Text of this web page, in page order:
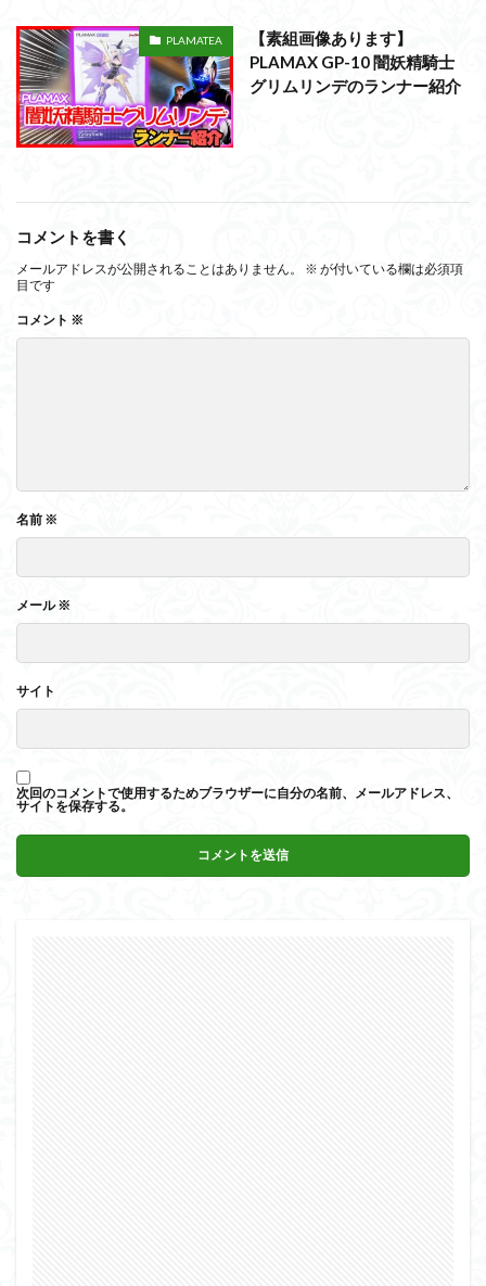
PLAMATEA
【素組画像あります】
PLAMAX GP-10 闇妖精騎士
グリムリンデのランナー紹介
コメントを書く
メールアドレスが公開されることはありません。 ※ が付いている欄は必須項
目です
コメント ※
名前 ※
メール※
サイト
次回のコメントで使用するためブラウザーに自分の名前、メールアドレス、
サイトを保存する。